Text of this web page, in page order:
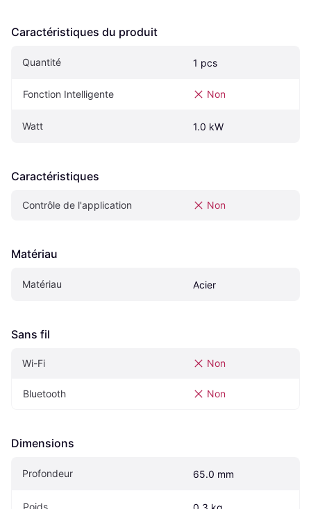
Caractéristiques du produit
Quantité 1 pcs
Fonction Intelligente Non
Watt 1.0 kW
Caractéristiques
Contrôle de l'application Non
Matériau
Matériau Acier
Sans fil
Wi-Fi Non
Bluetooth Non
Dimensions
Profondeur 65.0 mm